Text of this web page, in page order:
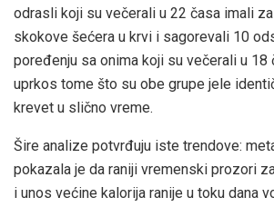
odrasli koji su večerali u 22 časa imali
skokove šećera u krvi i sagorevali 10
poređenju sa onima koji su večerali u 18
uprkos tome što su obe grupe jele
krevet u slično vreme.
Šire analize potvrđuju iste trendove:
pokazala je da raniji vremenski prozori
i unos većine kalorija ranije u toku dana